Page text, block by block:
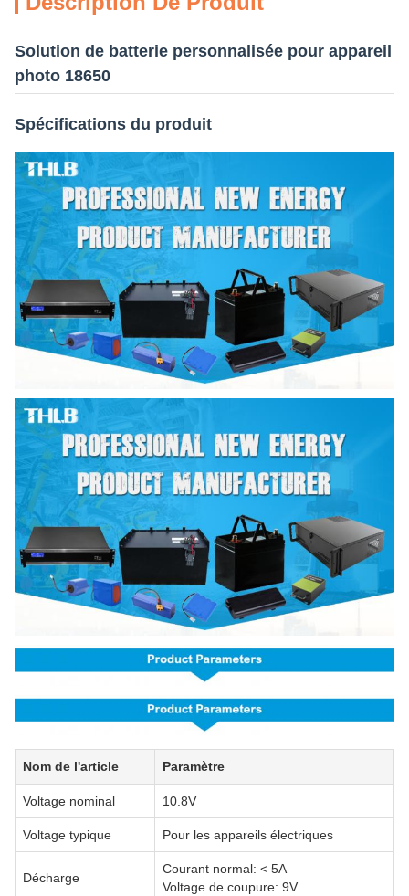
Solution de batterie personnalisée pour appareil
photo 18650
Spécifications du produit
Nom de l'article Paramètre
Voltage nominal 10.8V
Voltage typique Pour les appareils électriques
Décharge
Courant normal: < 5A
Voltage de coupure: 9V